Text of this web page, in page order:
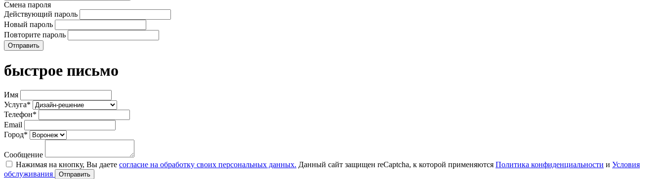
Смена пароля
Действующий пароль
Новый пароль
Повторите пароль
Отправить
быстрое письмо
Имя
Услуга*
Телефон*
Email
Город*
Сообщение
Нажимая на кнопку, Вы даете согласие на обработку своих персональных данных. Данный сайт защищен reCaptcha, к которой применяются Политика конфиденциальности и Условия
обслуживания